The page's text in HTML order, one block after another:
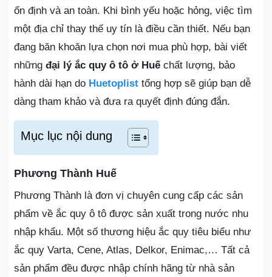
ổn định và an toàn. Khi bình yếu hoặc hỏng, việc tìm
một địa chỉ thay thế uy tín là điều cần thiết. Nếu bạn
đang băn khoăn lựa chọn nơi mua phù hợp, bài viết
những đại lý ắc quy ô tô ở Huếchất lượng, bảo
hành dài hạn do Huetoplist tổng hợp sẽ giúp bạn dễ
dàng tham khảo và đưa ra quyết định đúng đắn.
Mục lục nội dung
Phương Thành Huế
Phương Thành là đơn vị chuyên cung cấp các sản
phẩm về ắc quy ô tô được sản xuất trong nước nhu
nhập khẩu. Một số thương hiệu ắc quy tiêu biểu như
ắc quy Varta, Cene, Atlas, Delkor, Enimac,… Tất cả
sản phẩm đều được nhập chính hãng từ nhà sản